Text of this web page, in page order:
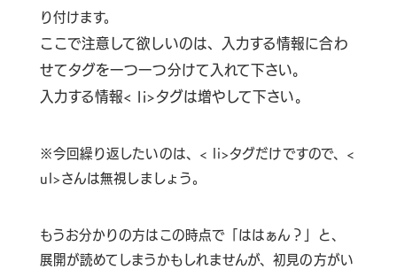
り付けます。
ここで注意して欲しいのは、
入力する情報に合わ
せてタグを一つ一つ分けて入れて下さい。
入力する情報< li>タグは増やして下さい。
※今回繰り返したいのは、< li>タグだけですので、<
ul>さんは無視しましょう。
もうお分かりの方はこの時点で「ははぁん？」と、
展開が読めてしまうかもしれませんが、初見の方がい